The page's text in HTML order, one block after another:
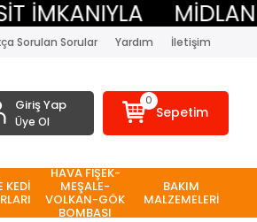
MİDLAND
Sorulan Sorular Yardım İletişim
Giriş Yap
Üye Ol
0
Sepetim
KEDİ
HAVA FİŞEK-
MEŞALE-
VOLKAN-GÖK
BOMBASI
BAKIM
MALZEMELERİ